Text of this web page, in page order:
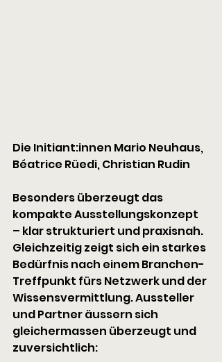
Die Initiant:innen Mario Neuhaus,
Béatrice Rüedi, Christian Rudin
Besonders überzeugt das
kompakte Ausstellungskonzept
– klar strukturiert und praxisnah.
Gleichzeitig zeigt sich ein starkes
Bedürfnis nach einem Branchen-
Treffpunkt fürs Netzwerk und der
Wissensvermittlung. Aussteller
und Partner äussern sich
gleichermassen überzeugt und
zuversichtlich: